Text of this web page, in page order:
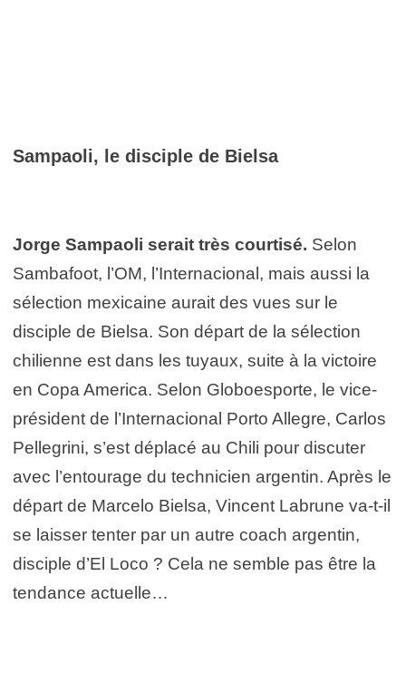
Sampaoli, le disciple de Bielsa
Jorge Sampaoli serait très courtisé. Selon
Sambafoot, l’OM, l’Internacional, mais aussi la
sélection mexicaine aurait des vues sur le
disciple de Bielsa. Son départ de la sélection
chilienne est dans les tuyaux, suite à la victoire
en Copa America. Selon Globoesporte, le vice-
président de l’Internacional Porto Allegre, Carlos
Pellegrini, s’est déplacé au Chili pour discuter
avec l’entourage du technicien argentin. Après le
départ de Marcelo Bielsa, Vincent Labrune va-t-il
se laisser tenter par un autre coach argentin,
disciple d’El Loco ? Cela ne semble pas être la
tendance actuelle…